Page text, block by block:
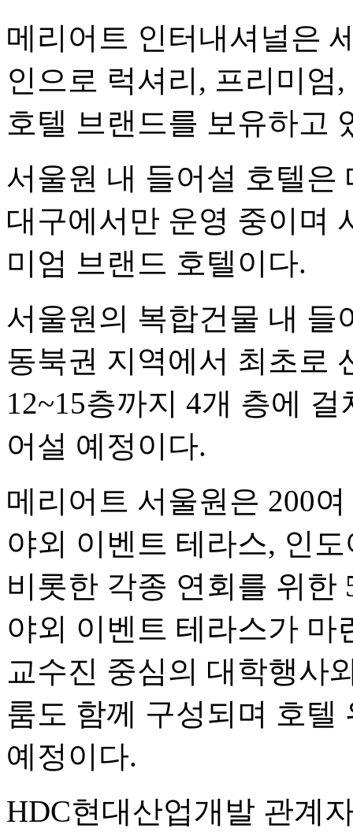
메리어트 인터내셔널은
인으로 럭셔리, 프리미엄
호텔 브랜드를 보유하고
서울원 내 들어설 호텔은
대구에서만 운영 중이며
미엄 브랜드 호텔이다.
서울원의 복합건물 내 들
동북권 지역에서 최초로
12~15층까지 4개 층에
어설 예정이다.
메리어트 서울원은 200
야외 이벤트 테라스, 인
비롯한 각종 연회를 위한
야외 이벤트 테라스가 마
교수진 중심의 대학행사
룸도 함께 구성되며 호텔
예정이다.
HDC현대산업개발 관계